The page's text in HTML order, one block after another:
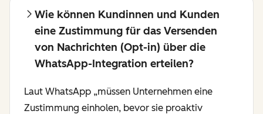
Wie können Kundinnen und Kunden
eine Zustimmung für das Versenden
von Nachrichten (Opt-in) über die
WhatsApp-Integration erteilen?
Laut WhatsApp „müssen Unternehmen eine
Zustimmung einholen, bevor sie proaktiv